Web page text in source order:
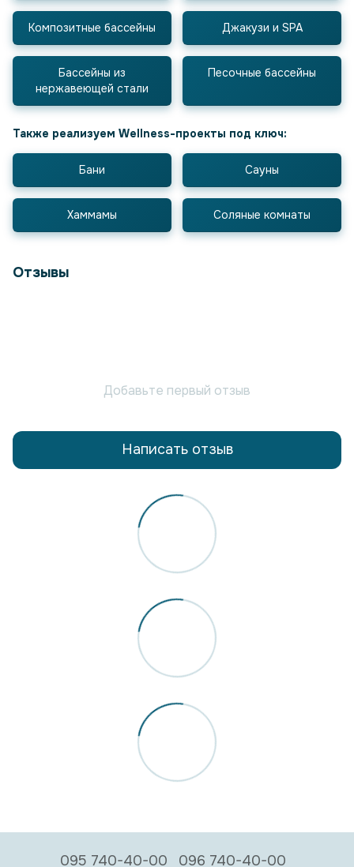
Композитные бассейны Джакузи и SPA
Бассейны из
нержавеющей стали
Песочные бассейны
Также реализуем Wellness-проекты под ключ:
Бани Сауны
Хаммамы Соляные комнаты
Отзывы
Добавьте первый отзыв
Написать отзыв
095 740-40-00 096 740-40-00